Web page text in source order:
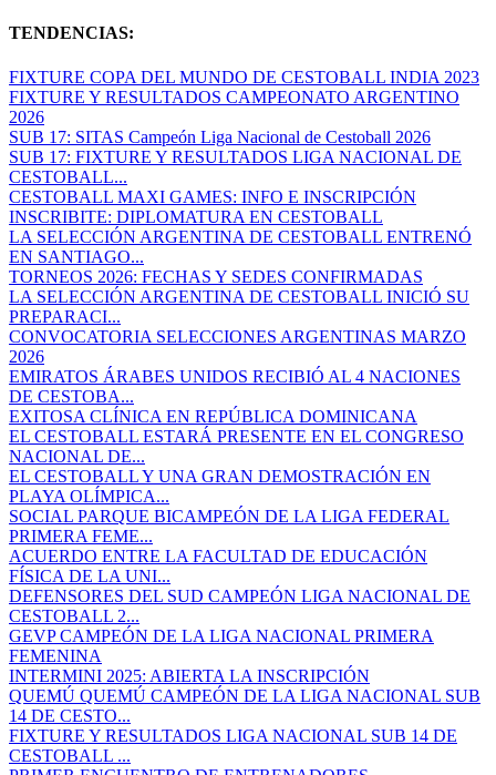
TENDENCIAS:
FIXTURE COPA DEL MUNDO DE CESTOBALL INDIA 2023
FIXTURE Y RESULTADOS CAMPEONATO ARGENTINO
2026
SUB 17: SITAS Campeón Liga Nacional de Cestoball 2026
SUB 17: FIXTURE Y RESULTADOS LIGA NACIONAL DE
CESTOBALL...
CESTOBALL MAXI GAMES: INFO E INSCRIPCIÓN
INSCRIBITE: DIPLOMATURA EN CESTOBALL
LA SELECCIÓN ARGENTINA DE CESTOBALL ENTRENÓ
EN SANTIAGO...
TORNEOS 2026: FECHAS Y SEDES CONFIRMADAS
LA SELECCIÓN ARGENTINA DE CESTOBALL INICIÓ SU
PREPARACI...
CONVOCATORIA SELECCIONES ARGENTINAS MARZO
2026
EMIRATOS ÁRABES UNIDOS RECIBIÓ AL 4 NACIONES
DE CESTOBA...
EXITOSA CLÍNICA EN REPÚBLICA DOMINICANA
EL CESTOBALL ESTARÁ PRESENTE EN EL CONGRESO
NACIONAL DE...
EL CESTOBALL Y UNA GRAN DEMOSTRACIÓN EN
PLAYA OLÍMPICA...
SOCIAL PARQUE BICAMPEÓN DE LA LIGA FEDERAL
PRIMERA FEME...
ACUERDO ENTRE LA FACULTAD DE EDUCACIÓN
FÍSICA DE LA UNI...
DEFENSORES DEL SUD CAMPEÓN LIGA NACIONAL DE
CESTOBALL 2...
GEVP CAMPEÓN DE LA LIGA NACIONAL PRIMERA
FEMENINA
INTERMINI 2025: ABIERTA LA INSCRIPCIÓN
QUEMÚ QUEMÚ CAMPEÓN DE LA LIGA NACIONAL SUB
14 DE CESTO...
FIXTURE Y RESULTADOS LIGA NACIONAL SUB 14 DE
CESTOBALL ...